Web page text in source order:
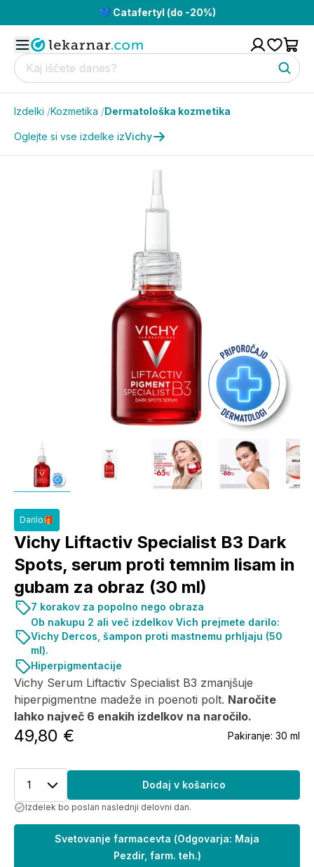
💙 Catafertyl (do -20%)
Izdelki /Kozmetika /Dermatološka kozmetika
Oglejte si vse izdelke izVichy
Darilo🎁
Vichy Liftactiv Specialist B3 Dark
Spots, serum proti temnim lisam in
gubam za obraz (30 ml)
Vichy Serum Liftactiv Specialist B3 zmanjšuje
hiperpigmentne madeže in poenoti polt. Naročite
lahko največ 6 enakih izdelkov na naročilo.
49,80 € Pakiranje: 30 ml
7 korakov za popolno nego obraza
Ob nakupu 2 ali več izdelkov Vich prejmete darilo:
Vichy Dercos, šampon proti mastnemu prhljaju (50
ml).
Hiperpigmentacije
1 Dodaj v košarico
Izdelek bo poslan naslednji delovni dan.
Svetovanje farmacevta (Odgovarja: Maja
Pezdir, farm. teh.)